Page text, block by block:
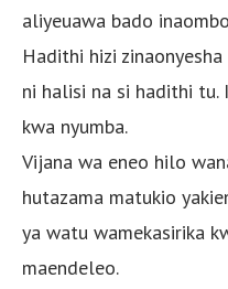
aliyeuawa bado
Hadithi hizi
ni halisi na si hadithi tu.
kwa nyumba.
Vijana wa eneo hilo
hutazama matukio
ya watu wamekasirika
maendeleo.